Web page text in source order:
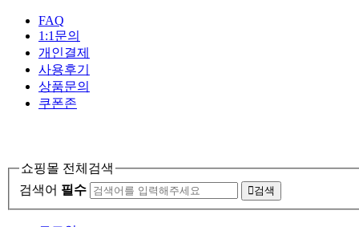
FAQ
1:1문의
개인결제
사용후기
상품문의
쿠폰존
쇼핑몰 전체검색
검색어 필수 검색